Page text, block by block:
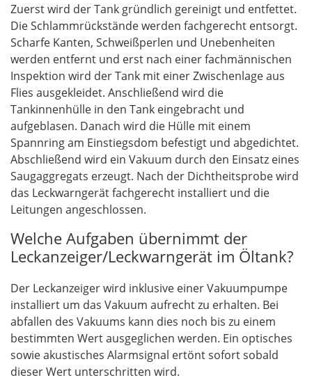
Zuerst wird der Tank gründlich gereinigt und entfettet.
Die Schlammrückstände werden fachgerecht entsorgt.
Scharfe Kanten, Schweißperlen und Unebenheiten
werden entfernt und erst nach einer fachmännischen
Inspektion wird der Tank mit einer Zwischenlage aus
Flies ausgekleidet. Anschließend wird die
Tankinnenhülle in den Tank eingebracht und
aufgeblasen. Danach wird die Hülle mit einem
Spannring am Einstiegsdom befestigt und abgedichtet.
Abschließend wird ein Vakuum durch den Einsatz eines
Saugaggregats erzeugt. Nach der Dichtheitsprobe wird
das Leckwarngerät fachgerecht installiert und die
Leitungen angeschlossen.
Welche Aufgaben übernimmt der
Leckanzeiger/Leckwarngerät im Öltank?
Der Leckanzeiger wird inklusive einer Vakuumpumpe
installiert um das Vakuum aufrecht zu erhalten. Bei
abfallen des Vakuums kann dies noch bis zu einem
bestimmten Wert ausgeglichen werden. Ein optisches
sowie akustisches Alarmsignal ertönt sofort sobald
dieser Wert unterschritten wird.